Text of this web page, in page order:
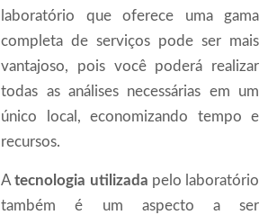
laboratório que oferece uma gama
completa de serviços pode ser mais
vantajoso, pois você poderá realizar
todas as análises necessárias em um
único local, economizando tempo e
recursos.
Atecnologia utilizada pelo laboratório
também é um aspecto a ser